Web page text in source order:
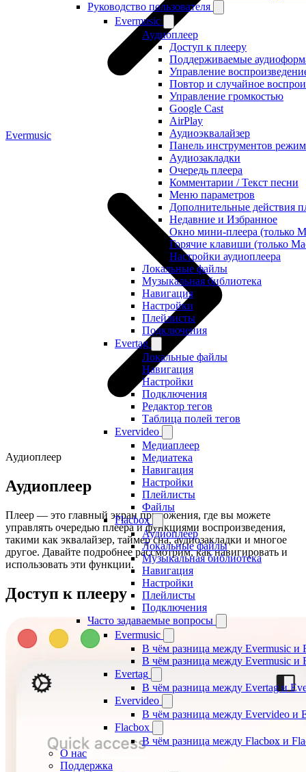
Руководство пользователя
Evermusic
Аудиоплеер
Доступ к плееру
Поддерживаемые
Управление
Повтор и случайное
Управление громкостью
Google Cast
AirPlay
Аудиоэквалайзер
Панель инструментов
Аудиозакладки
Очередь плеера
Комментарии / Текст песни
Меню параметров
Дополнительные действия
Недавние и Избранное
Окно мини-плеера (только
Горячие клавиши (только
Настройки аудиоплеера
Локальные файлы
Музыкальная библиотека
Навигация
Настройки
Плейлисты
Подключения
Evertag
Локальные файлы
Навигация
Настройки
Подключения
Редактор тегов
Таблица полей тегов
Evervideo
Медиаплеер
Медиатека
Навигация
Настройки
Плейлисты
Файлы
Flacbox
Аудиоплеер
Локальные файлы
Музыкальная библиотека
Навигация
Настройки
Плейлисты
Подключения
Часто задаваемые вопросы
Evermusic
В чём разница между Evermusic и
В чём разница между Evermusic и
Evertag
В чём разница между Evertag и
Evervideo
В чём разница между Evervideo и
Flacbox
В чём разница между Flacbox и
О нас
Поддержка
Evermusic
Аудиоплеер
Аудиоплеер
Плеер — это главный экран приложения, где вы можете
управлять очередью плеера и функциями воспроизведения,
такими как эквалайзер, таймер сна, аудиозакладки и многое
другое. Давайте подробнее рассмотрим, как навигировать и
использовать эти функции.
Доступ к плееру